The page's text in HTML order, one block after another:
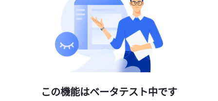
この機能はベータテスト中です